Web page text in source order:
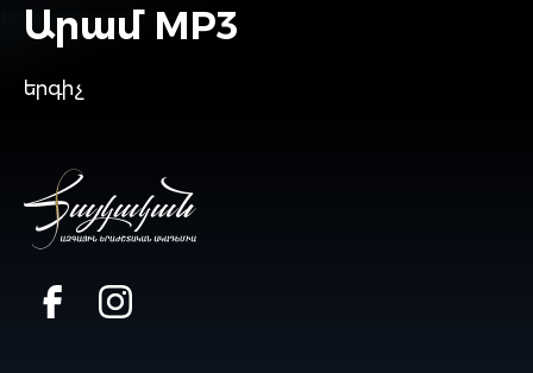
Արամ MP3
երգիչ